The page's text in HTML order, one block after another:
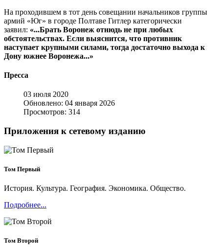
На проходившем в тот день совещании начальников группы
армий «Юг» в городе Полтаве Гитлер категорически
заявил: «...Брать Воронеж отнюдь не при любых
обстоятельствах. Если выяснится, что противник
наступает крупными силами, тогда достаточно выхода к
Дону южнее Воронежа...»
Пресса
03 июля 2020
Обновлено: 04 января 2026
Просмотров: 314
Приложения к сетевому изданию
Том Первый
История. Культура. География. Экономика. Общество.
Подробнее...
Том Второй